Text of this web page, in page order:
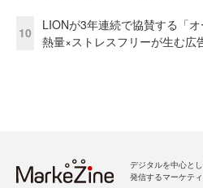
10
LIONが3年連続で協賛する「
熱量×ストレスフリーが生む広
デジタルを中心と
発信するマーケテ